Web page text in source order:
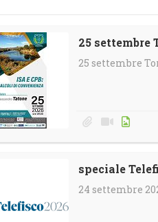
4
Corsi
25 settembre
25 settembre
speciale
24 settembre